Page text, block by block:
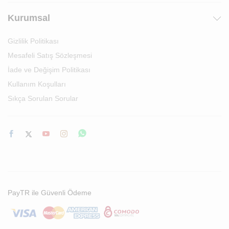
Kurumsal
Gizlilik Politikası
Mesafeli Satış Sözleşmesi
İade ve Değişim Politikası
Kullanım Koşulları
Sıkça Sorulan Sorular
PayTR ile Güvenli Ödeme